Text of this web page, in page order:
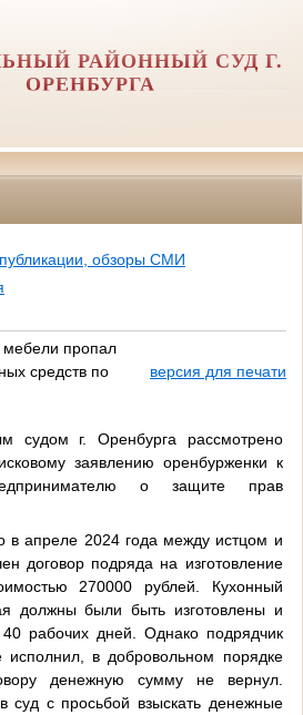
РАЙОННЫЙ СУД Г.
ОРЕНБУРГА
обзоры СМИ
мебели пропал
средств по
версия для печати
судом г. Оренбурга рассмотрено
заявлению оренбурженки к
о защите прав
в апреле 2024 года между истцом и
договор подряда на изготовление
270000 рублей. Кухонный
должны были быть изготовлены и
рабочих дней. Однако подрядчик
исполнил, в добровольном порядке
денежную сумму не вернул.
суд с просьбой взыскать денежные